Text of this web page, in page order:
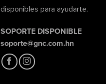
disponibles para ayudarte.
SOPORTE DISPONIBLE
soporte@gnc.com.hn